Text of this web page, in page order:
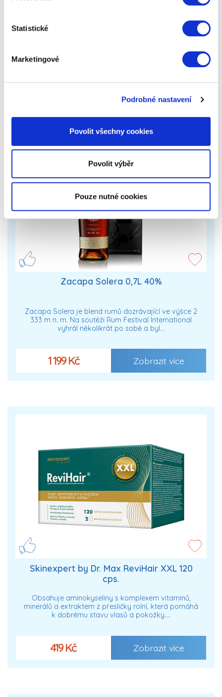
Statistické
Marketingové
Podrobné nastavení
Povolit všechny cookies
Povolit výběr
Pouze nutné cookies
Otestovali jsme desítky párových vibrátorů na trhu,
ale žádný nám nevyhovoval. Většina z nich nedržela
Zacapa Solera 0,7L 40%
Zacapa Solera je blend rumů dozrávající ve výšce 2
333 m n. m. Na soutěži Rum Festival International
vyhrál několikrát po sobě a byl…
1 199 Kč Zobrazit více
Skinexpert by Dr. Max ReviHair XXL 120
cps.
Obsahuje aminokyseliny s komplexem vitaminů,
minerálů a extraktem z přesličky rolní, která pomáhá
k dobrému stavu vlasů a pokožky.…
419 Kč Zobrazit více